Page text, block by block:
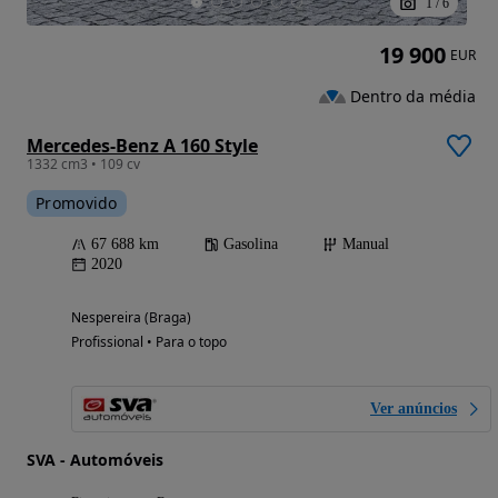
1 / 6
Mercedes-Benz A 160 Style
1332 cm3 • 109 cv
Promovido
67 688 km Gasolina
Manual
2020
Nespereira (Braga)
Profissional • Para o topo
Ver anúncios
SVA - Automóveis
19 900 EUR
Dentro da média